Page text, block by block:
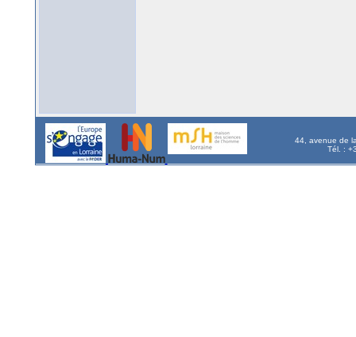
44, avenue de
Tél. :